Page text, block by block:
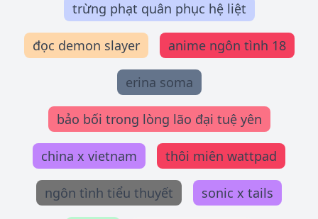
trừng phạt quân phục hệ liệt
đọc demon slayer anime ngôn tình 18
erina soma
bảo bối trong lòng lão đại tuệ yên
china x vietnam thôi miên wattpad
ngôn tình tiểu thuyết sonic x tails